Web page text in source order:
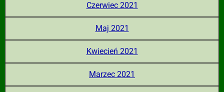
Czerwiec 2021
Maj 2021
Kwiecień 2021
Marzec 2021